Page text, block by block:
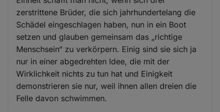
zerstrittene Brüder, die sich jahrhundertelang die
Schädel eingeschlagen haben, nun in ein Boot
setzen und glauben gemeinsam das „richtige
Menschsein“ zu verkörpern. Einig sind sie sich ja
nur in einer abgedrehten Idee, die mit der
Wirklichkeit nichts zu tun hat und Einigkeit
demonstrieren sie nur, weil ihnen allen dreien die
Felle davon schwimmen.